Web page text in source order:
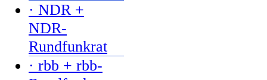
· NDR +
NDR-
Rundfunkrat
· rbb + rbb-